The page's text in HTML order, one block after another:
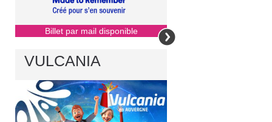
Billet par mail disponible
VULCANIA